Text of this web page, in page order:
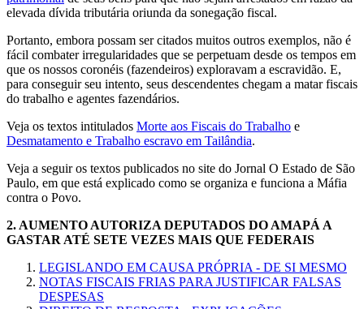
elevada dívida tributária oriunda da sonegação fiscal.
Portanto, embora possam ser citados muitos outros exemplos, não é
fácil combater irregularidades que se perpetuam desde os tempos em
que os nossos coronéis (fazendeiros) exploravam a escravidão. E,
para conseguir seu intento, seus descendentes chegam a matar fiscais
do trabalho e agentes fazendários.
Veja os textos intitulados Morte aos Fiscais do Trabalho e
Desmatamento e Trabalho escravo em Tailândia.
Veja a seguir os textos publicados no site do Jornal O Estado de São
Paulo, em que está explicado como se organiza e funciona a Máfia
contra o Povo.
2. AUMENTO AUTORIZA DEPUTADOS DO AMAPÁ A
GASTAR ATÉ SETE VEZES MAIS QUE FEDERAIS
LEGISLANDO EM CAUSA PRÓPRIA - DE SI MESMO
NOTAS FISCAIS FRIAS PARA JUSTIFICAR FALSAS
DESPESAS